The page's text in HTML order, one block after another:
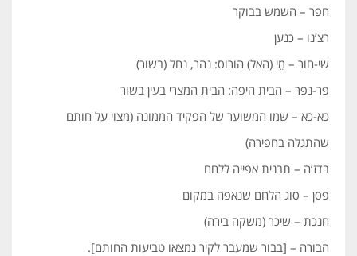
חפר – השמש בבוקר
רצ’נו – כנען
שי-חור – מֵי (האל) הורוס: נהר, נחל (בשור)
פר-נפר – הבית היפה: הבית המצרי בעין בשור
כא-כא – שמו המשוער של הפקיד הממונה (מצוי על חותם
שהתגלה בחפירה)
בדז’ה – תבנית אפייה ללחם
פסן – סוג הלחם שנאפה במקום
חנכת – שיכר (משקה בירה)
הבורה – [בבור שמעבר לקיר נמצאו טביעות החותם].